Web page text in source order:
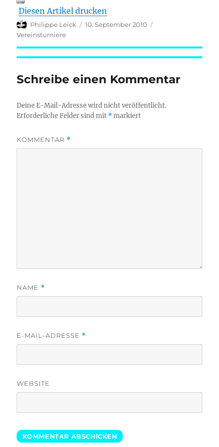
Diesen Artikel drucken
Autor
Philippe Leick
Veröffentlicht
10. September 2010
Vereinsturniere
Schreibe einen Kommentar
Deine E-Mail-Adresse wird nicht veröffentlicht.
Erforderliche Felder sind mit *markiert
KOMMENTAR *
NAME *
E-MAIL-ADRESSE *
WEBSITE